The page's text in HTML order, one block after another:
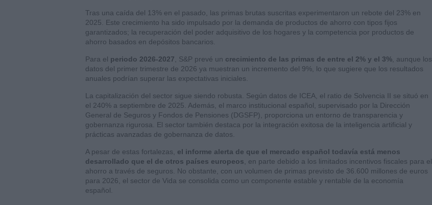
Tras una caída del 13% en el pasado, las primas brutas suscritas experimentaron un rebote del 23% en
2025. Este crecimiento ha sido impulsado por la demanda de productos de ahorro con tipos fijos
garantizados; la recuperación del poder adquisitivo de los hogares y la competencia por productos de
ahorro basados en depósitos bancarios.
Para el periodo 2026-2027 , S&P prevé un crecimiento de las primas de entre el 2% y el 3% , aunque los
datos del primer trimestre de 2026 ya muestran un incremento del 9%, lo que sugiere que los resultados
anuales podrían superar las expectativas iniciales.
La capitalización del sector sigue siendo robusta. Según datos de ICEA, el ratio de Solvencia II se situó en
el 240% a septiembre de 2025. Además, el marco institucional español, supervisado por la Dirección
General de Seguros y Fondos de Pensiones (DGSFP), proporciona un entorno de transparencia y
gobernanza rigurosa. El sector también destaca por la integración exitosa de la inteligencia artificial y
prácticas avanzadas de gobernanza de datos.
A pesar de estas fortalezas, el informe alerta de que el mercado español todavía está menos
desarrollado que el de otros países europeos , en parte debido a los limitados incentivos fiscales para el
ahorro a través de seguros. No obstante, con un volumen de primas previsto de 36.600 millones de euros
para 2026, el sector de Vida se consolida como un componente estable y rentable de la economía
español.